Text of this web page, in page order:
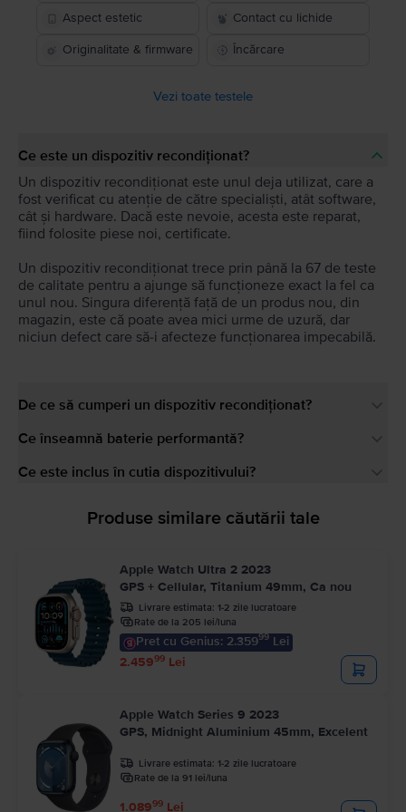
Aspect estetic Contact cu lichide
Originalitate & firmware Încărcare
Vezi toate testele
Ce este un dispozitiv recondiționat?
Un dispozitiv recondiționat este unul deja utilizat, care a
fost verificat cu atenție de către specialiști, atât software,
cât și hardware. Dacă este nevoie, acesta este reparat,
fiind folosite piese noi, certificate.
Un dispozitiv recondiționat trece prin până la 67 de teste
de calitate pentru a ajunge să funcționeze exact la fel ca
unul nou. Singura diferență față de un produs nou, din
magazin, este că poate avea mici urme de uzură, dar
niciun defect care să-i afecteze funcționarea impecabilă.
De ce să cumperi un dispozitiv recondiționat?
Ce înseamnă baterie performantă?
Ce este inclus în cutia dispozitivului?
Produse similare căutării tale
Apple Watch Ultra 2 2023
GPS + Cellular, Titanium 49mm, Ca nou
Livrare estimata: 1-2 zile lucratoare
Rate de la 205 lei/luna
Pret cu Genius: 2.35999 Lei
2.45999 Lei
Apple Watch Series 9 2023
GPS, Midnight Aluminium 45mm, Excelent
Livrare estimata: 1-2 zile lucratoare
Rate de la 91 lei/luna
1.08999 Lei